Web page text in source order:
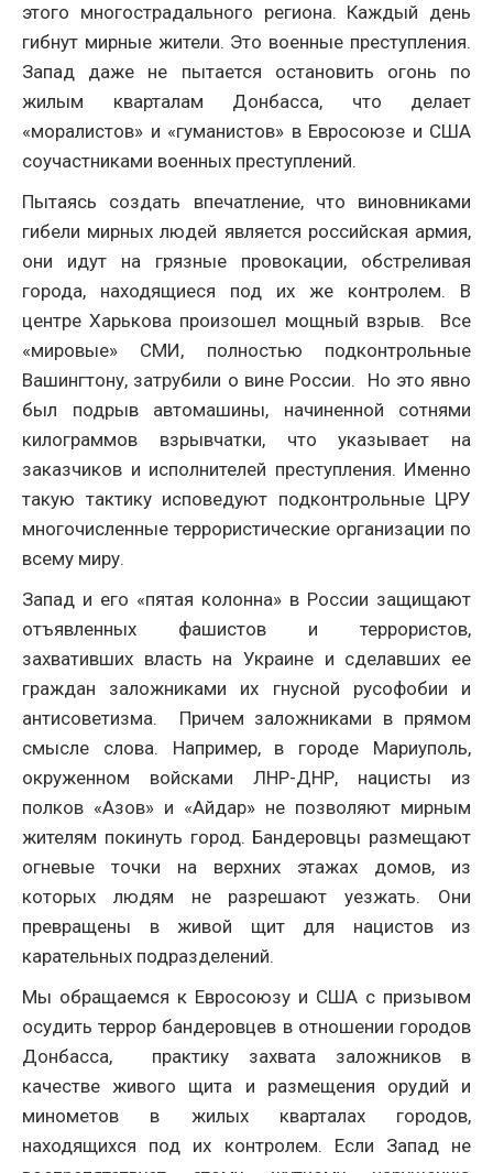
этого многострадального региона. Каждый день
гибнут мирные жители. Это военные преступления.
Запад даже не пытается остановить огонь по
жилым кварталам Донбасса, что делает
«моралистов» и «гуманистов» в Евросоюзе и США
соучастниками военных преступлений.
Пытаясь создать впечатление, что виновниками
гибели мирных людей является российская армия,
они идут на грязные провокации, обстреливая
города, находящиеся под их же контролем. В
центре Харькова произошел мощный взрыв. Все
«мировые» СМИ, полностью подконтрольные
Вашингтону, затрубили о вине России. Но это явно
был подрыв автомашины, начиненной сотнями
килограммов взрывчатки, что указывает на
заказчиков и исполнителей преступления. Именно
такую тактику исповедуют подконтрольные ЦРУ
многочисленные террористические организации по
всему миру.
Запад и его «пятая колонна» в России защищают
отъявленных фашистов и террористов,
захвативших власть на Украине и сделавших ее
граждан заложниками их гнусной русофобии и
антисоветизма. Причем заложниками в прямом
смысле слова. Например, в городе Мариуполь,
окруженном войсками ЛНР-ДНР, нацисты из
полков «Азов» и «Айдар» не позволяют мирным
жителям покинуть город. Бандеровцы размещают
огневые точки на верхних этажах домов, из
которых людям не разрешают уезжать. Они
превращены в живой щит для нацистов из
карательных подразделений.
Мы обращаемся к Евросоюзу и США с призывом
осудить террор бандеровцев в отношении городов
Донбасса, практику захвата заложников в
качестве живого щита и размещения орудий и
минометов в жилых кварталах городов,
находящихся под их контролем. Если Запад не